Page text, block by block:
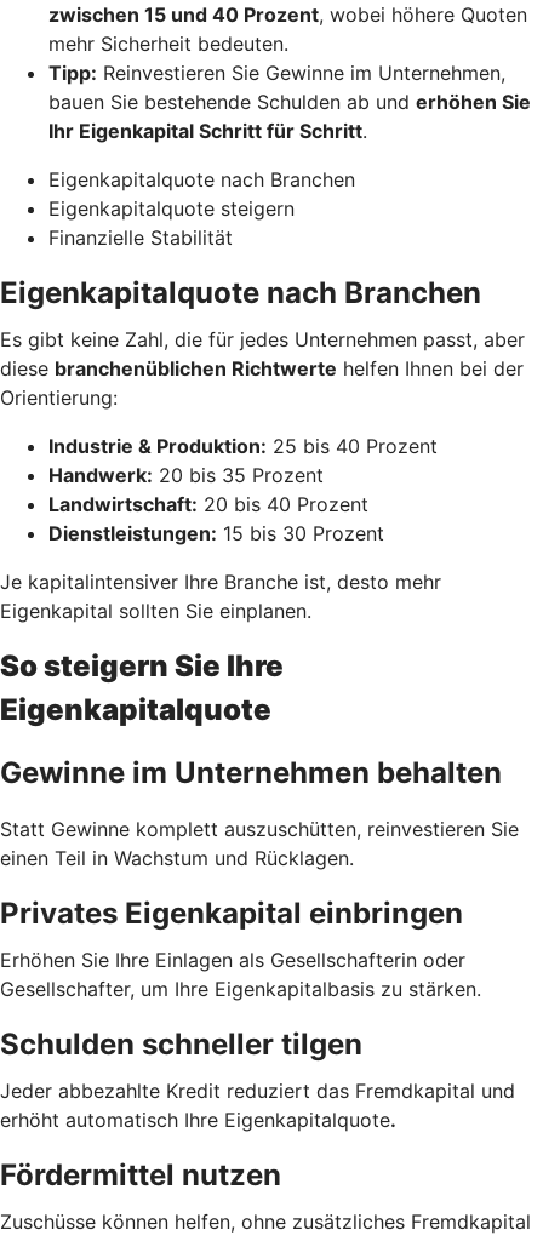
zwischen 15 und 40 Prozent, wobei höhere Quoten
mehr Sicherheit bedeuten.
Tipp: Reinvestieren Sie Gewinne im Unternehmen,
bauen Sie bestehende Schulden ab und erhöhen Sie
Ihr Eigenkapital Schritt für Schritt.
Eigenkapitalquote nach Branchen
Eigenkapitalquote steigern
Finanzielle Stabilität
Eigenkapitalquote nach Branchen
Es gibt keine Zahl, die für jedes Unternehmen passt, aber
diese branchenüblichen Richtwerte helfen Ihnen bei der
Orientierung:
Industrie & Produktion: 25 bis 40 Prozent
Handwerk: 20 bis 35 Prozent
Landwirtschaft: 20 bis 40 Prozent
Dienstleistungen: 15 bis 30 Prozent
Je kapitalintensiver Ihre Branche ist, desto mehr
Eigenkapital sollten Sie einplanen.
So steigern Sie Ihre
Eigenkapitalquote
Gewinne im Unternehmen behalten
Statt Gewinne komplett auszuschütten, reinvestieren Sie
einen Teil in Wachstum und Rücklagen.
Privates Eigenkapital einbringen
Erhöhen Sie Ihre Einlagen als Gesellschafterin oder
Gesellschafter, um Ihre Eigenkapitalbasis zu stärken.
Schulden schneller tilgen
Jeder abbezahlte Kredit reduziert das Fremdkapital und
erhöht automatisch Ihre Eigenkapitalquote.
Fördermittel nutzen
Zuschüsse können helfen, ohne zusätzliches Fremdkapital